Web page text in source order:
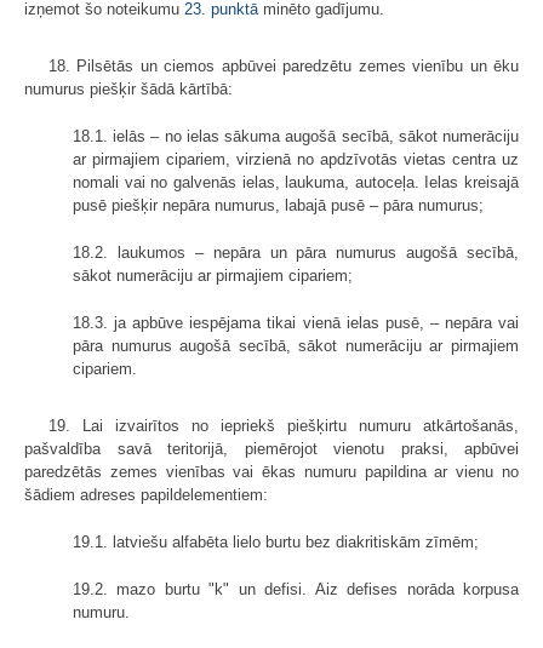
izņemot šo noteikumu 23. punktā minēto gadījumu.
18. Pilsētās un ciemos apbūvei paredzētu zemes vienību un ēku
numurus piešķir šādā kārtībā:
18.1. ielās – no ielas sākuma augošā secībā, sākot numerāciju
ar pirmajiem cipariem, virzienā no apdzīvotās vietas centra uz
nomali vai no galvenās ielas, laukuma, autoceļa. Ielas kreisajā
pusē piešķir nepāra numurus, labajā pusē – pāra numurus;
18.2. laukumos – nepāra un pāra numurus augošā secībā,
sākot numerāciju ar pirmajiem cipariem;
18.3. ja apbūve iespējama tikai vienā ielas pusē, – nepāra vai
pāra numurus augošā secībā, sākot numerāciju ar pirmajiem
cipariem.
19. Lai izvairītos no iepriekš piešķirtu numuru atkārtošanās,
pašvaldība savā teritorijā, piemērojot vienotu praksi, apbūvei
paredzētās zemes vienības vai ēkas numuru papildina ar vienu no
šādiem adreses papildelementiem:
19.1. latviešu alfabēta lielo burtu bez diakritiskām zīmēm;
19.2. mazo burtu "k" un defisi. Aiz defises norāda korpusa
numuru.